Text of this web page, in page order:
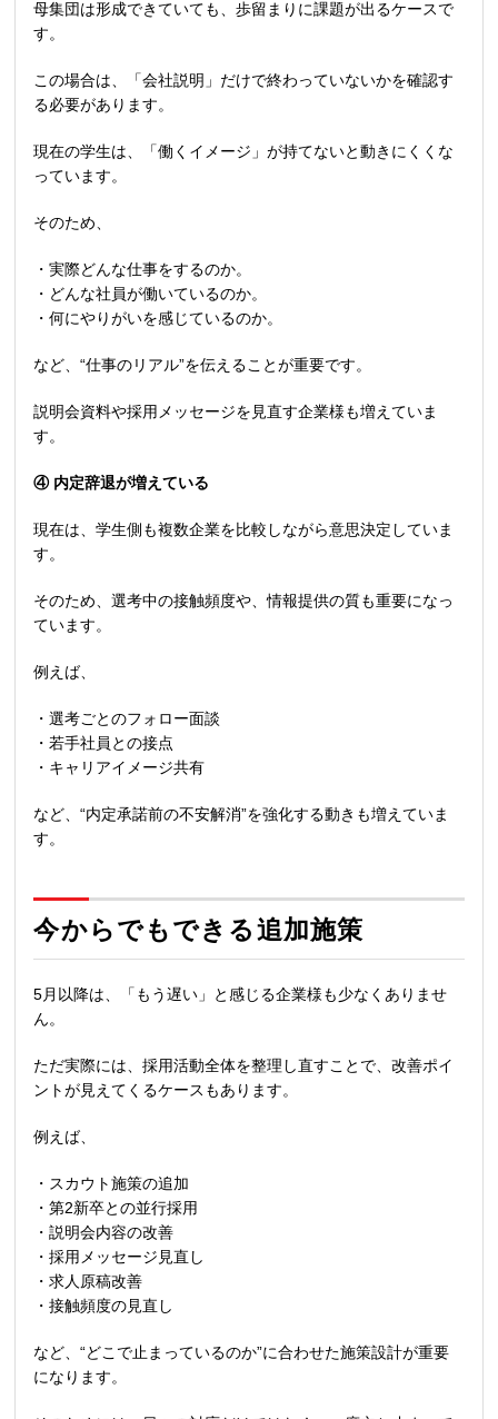
母集団は形成できていても、歩留まりに課題が出るケースで
す。
この場合は、「会社説明」だけで終わっていないかを確認す
る必要があります。
現在の学生は、「働くイメージ」が持てないと動きにくくな
っています。
そのため、
・実際どんな仕事をするのか。
・どんな社員が働いているのか。
・何にやりがいを感じているのか。
など、“仕事のリアル”を伝えることが重要です。
説明会資料や採用メッセージを見直す企業様も増えていま
す。
④ 内定辞退が増えている
現在は、学生側も複数企業を比較しながら意思決定していま
す。
そのため、選考中の接触頻度や、情報提供の質も重要になっ
ています。
例えば、
・選考ごとのフォロー面談
・若手社員との接点
・キャリアイメージ共有
など、“内定承諾前の不安解消”を強化する動きも増えていま
す。
今からでもできる追加施策
5月以降は、「もう遅い」と感じる企業様も少なくありませ
ん。
ただ実際には、採用活動全体を整理し直すことで、改善ポイ
ントが見えてくるケースもあります。
例えば、
・スカウト施策の追加
・第2新卒との並行採用
・説明会内容の改善
・採用メッセージ見直し
・求人原稿改善
・接触頻度の見直し
など、“どこで止まっているのか”に合わせた施策設計が重要
になります。